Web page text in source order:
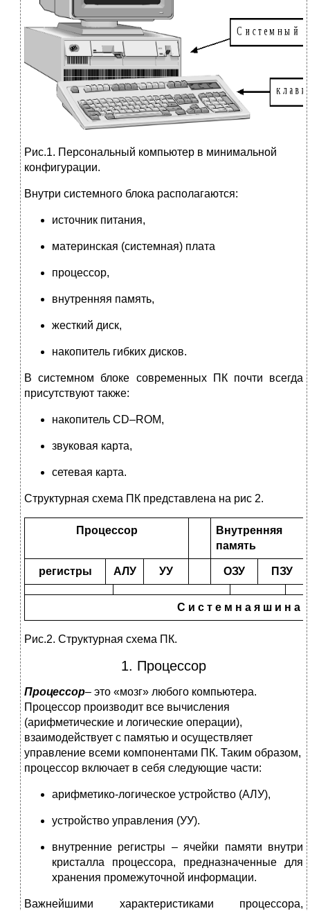
Рис.1. Персональный компьютер в минимальной
конфигурации.
Внутри системного блока располагаются:
источник питания,
материнская (системная) плата
процессор,
внутренняя память,
жесткий диск,
накопитель гибких дисков.
В системном блоке современных ПК почти всегда
присутствуют также:
накопитель CD–ROM,
звуковая карта,
сетевая карта.
Структурная схема ПК представлена на рис 2.
Процессор
Внутренняя
память
регистры АЛУ УУ ОЗУ ПЗУ
С и с т е м н а я ш и н а
Рис.2. Структурная схема ПК.
1. Процессор
Процессор– это «мозг» любого компьютера.
Процессор производит все вычисления
(арифметические и логические операции),
взаимодействует с памятью и осуществляет
управление всеми компонентами ПК. Таким образом,
процессор включает в себя следующие части:
арифметико-логическое устройство (АЛУ),
устройство управления (УУ).
внутренние регистры – ячейки памяти внутри
кристалла процессора, предназначенные для
хранения промежуточной информации.
Важнейшими характеристиками процессора,